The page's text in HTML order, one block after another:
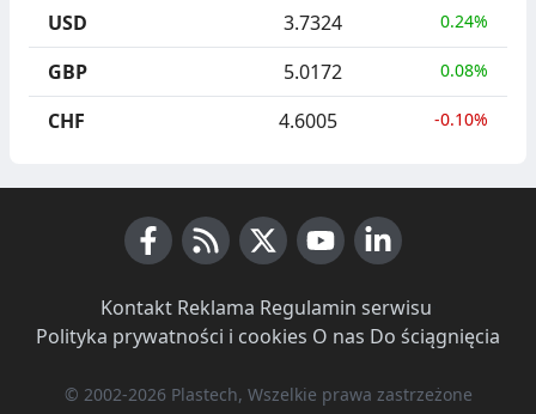
USD 3.7324 0.24%
GBP 5.0172 0.08%
CHF 4.6005 -0.10%
Kontakt· Reklama Regulamin serwisu
Polityka prywatności i cookies O nas Do ściągnięcia
© 2002-2026 Plastech, Wszelkie prawa zastrzeżone